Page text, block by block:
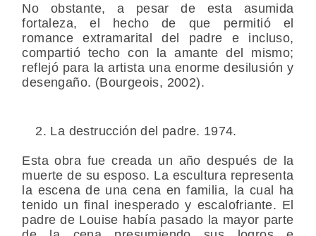
No obstante, a pesar de esta asumida
fortaleza, el hecho de que permitió el
romance extramarital del padre e incluso,
compartió techo con la amante del mismo;
reflejó para la artista una enorme desilusión y
desengaño. (Bourgeois, 2002).
La destrucción del padre. 1974.
Esta obra fue creada un año después de la
muerte de su esposo. La escultura representa
la escena de una cena en familia, la cual ha
tenido un final inesperado y escalofriante. El
padre de Louise había pasado la mayor parte